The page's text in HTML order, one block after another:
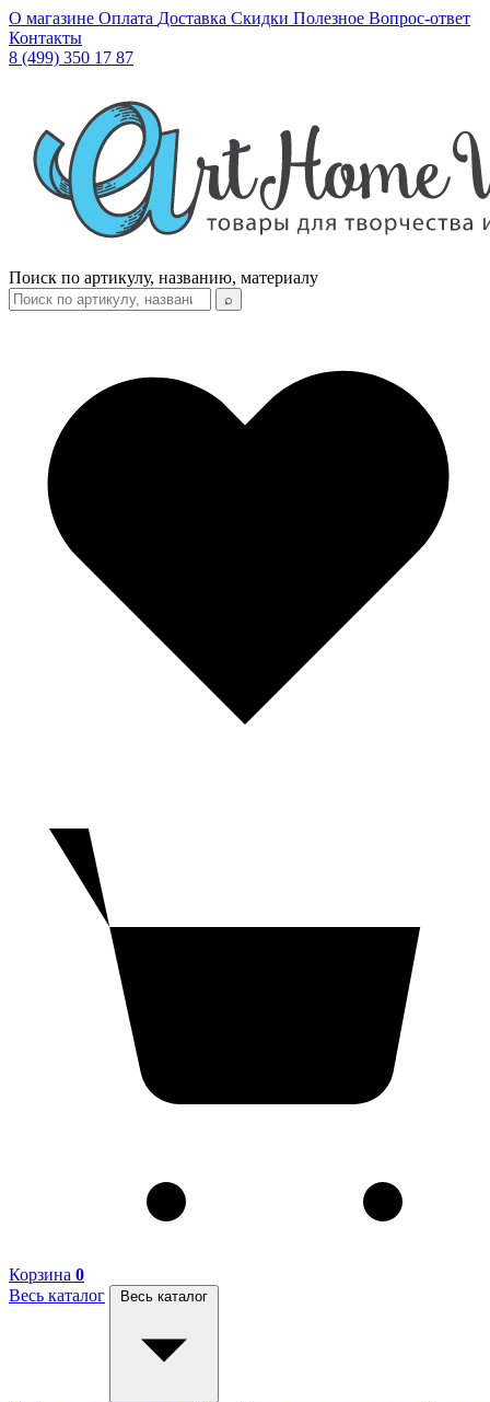
О магазине Оплата Доставка Скидки Полезное Вопрос-ответ
Контакты
8 (499) 350 17 87
Поиск по артикулу, названию, материалу
⌕
Корзина 0
Весь каталог
Весь каталог